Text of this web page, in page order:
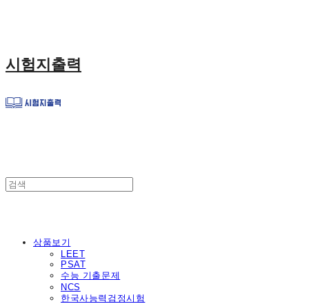
시험지출력
상품보기
LEET
PSAT
수능 기출문제
NCS
한국사능력검정시험